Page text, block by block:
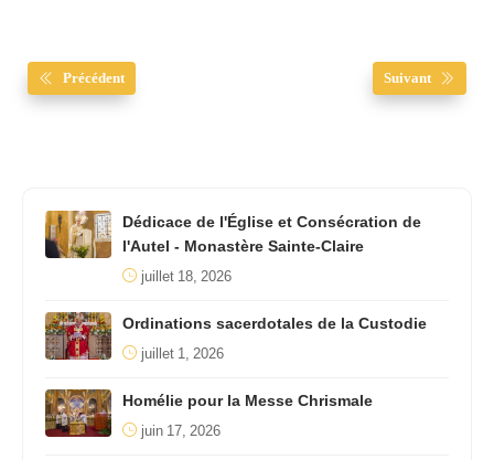
Précédent Suivant
Dédicace de l'Église et Consécration de
l'Autel - Monastère Sainte-Claire
juillet 18, 2026
Ordinations sacerdotales de la Custodie
juillet 1, 2026
Homélie pour la Messe Chrismale
juin 17, 2026